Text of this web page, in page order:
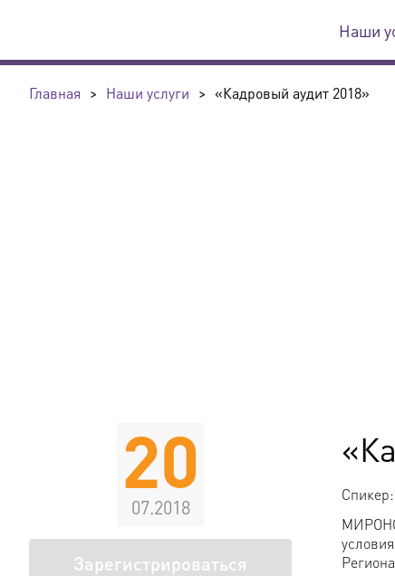
Наши
Главная > Наши услуги > «Кадровый аудит 2018»
20
07.2018
Зарегистрироваться
Спикер: